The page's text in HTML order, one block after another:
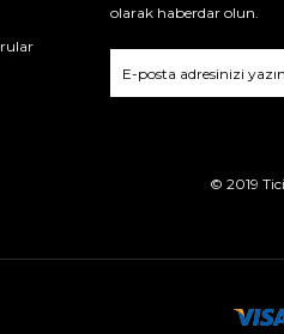
olarak haberdar olun.
© 2019